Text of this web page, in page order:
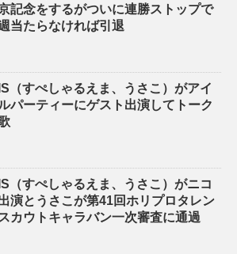
記念をするがついに連勝ストップで
当たらなければ引退
（すぺしゃるえま、うさこ）がアイ
ルパーティーにゲスト出演してトーク
（すぺしゃるえま、うさこ）がニコ
演とうさこが第41回ホリプロタレン
スカウトキャラバン一次審査に通過